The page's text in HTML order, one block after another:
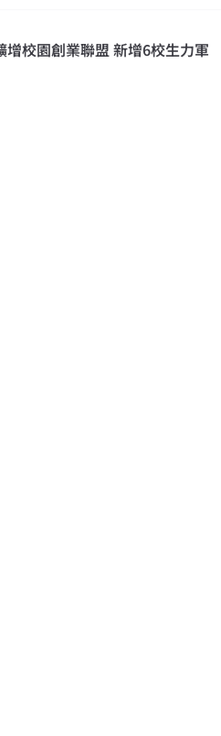
增校園創業聯盟 新增6校生力軍